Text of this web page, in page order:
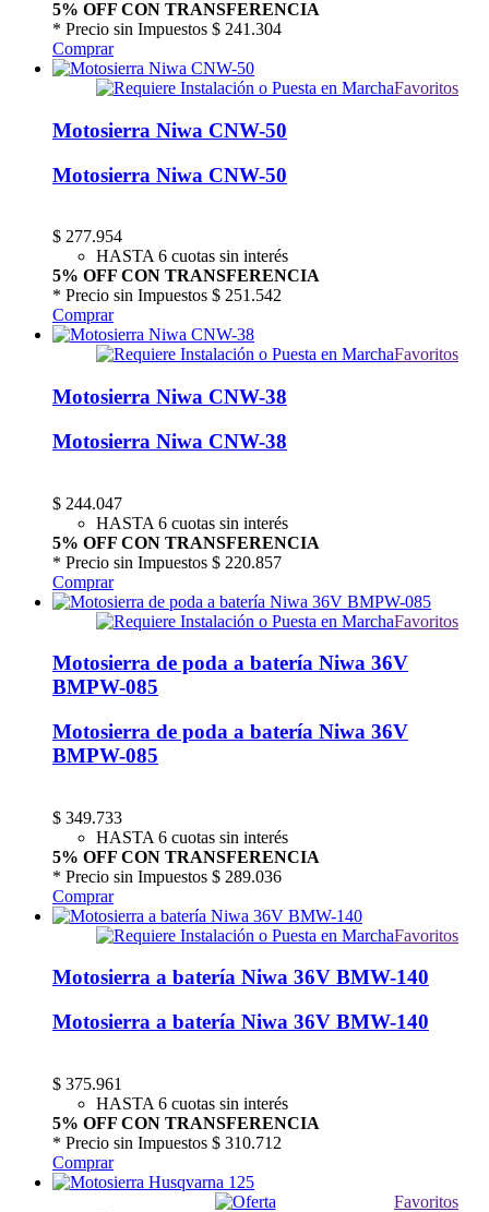
5% OFF CON TRANSFERENCIA
* Precio sin Impuestos $ 241.304
Comprar
Favoritos
Motosierra Niwa CNW-50
Motosierra Niwa CNW-50
$ 277.954
HASTA 6 cuotas sin interés
5% OFF CON TRANSFERENCIA
* Precio sin Impuestos $ 251.542
Comprar
Favoritos
Motosierra Niwa CNW-38
Motosierra Niwa CNW-38
$ 244.047
HASTA 6 cuotas sin interés
5% OFF CON TRANSFERENCIA
* Precio sin Impuestos $ 220.857
Comprar
Favoritos
Motosierra de poda a batería Niwa 36V
BMPW-085
Motosierra de poda a batería Niwa 36V
BMPW-085
$ 349.733
HASTA 6 cuotas sin interés
5% OFF CON TRANSFERENCIA
* Precio sin Impuestos $ 289.036
Comprar
Favoritos
Motosierra a batería Niwa 36V BMW-140
Motosierra a batería Niwa 36V BMW-140
$ 375.961
HASTA 6 cuotas sin interés
5% OFF CON TRANSFERENCIA
* Precio sin Impuestos $ 310.712
Comprar
Favoritos